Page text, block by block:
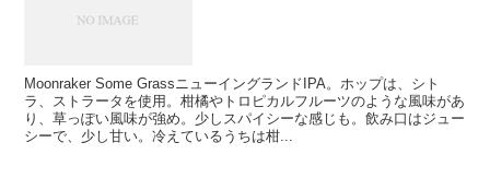
Moonraker Some GrassニューイングランドIPA。ホップは、シト
ラ、ストラータを使用。柑橘やトロピカルフルーツのような風味があ
り、草っぽい風味が強め。少しスパイシーな感じも。飲み口はジュー
シーで、少し甘い。冷えているうちは柑...